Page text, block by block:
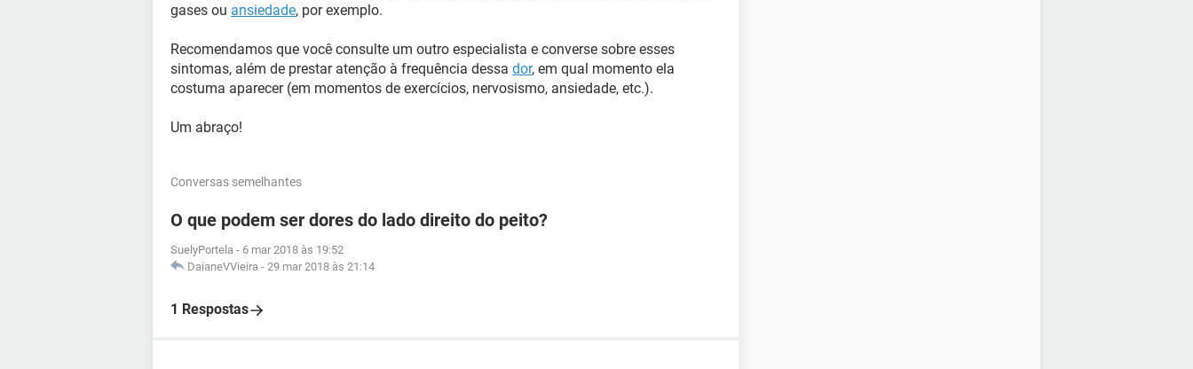
gases ou ansiedade, por exemplo.
Recomendamos que você consulte um outro especialista e converse sobre esses
sintomas, além de prestar atenção à frequência dessa dor, em qual momento ela
costuma aparecer (em momentos de exercícios, nervosismo, ansiedade, etc.).
Um abraço!
Conversas semelhantes
O que podem ser dores do lado direito do peito?
SuelyPortela - 6 mar 2018 às 19:52
DaianeVVieira - 29 mar 2018 às 21:14
1 Respostas